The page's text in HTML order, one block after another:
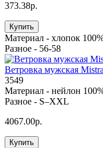
373.38р.
Купить
Материал - хлопок
Разное - 56-58
Ветровка мужская
3549
Материал - нейлон
Разное - S–XXL
4067.00р.
Купить